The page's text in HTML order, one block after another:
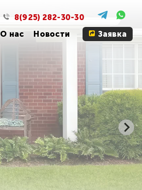
8(925) 282-30-30
О нас Новости Заявка